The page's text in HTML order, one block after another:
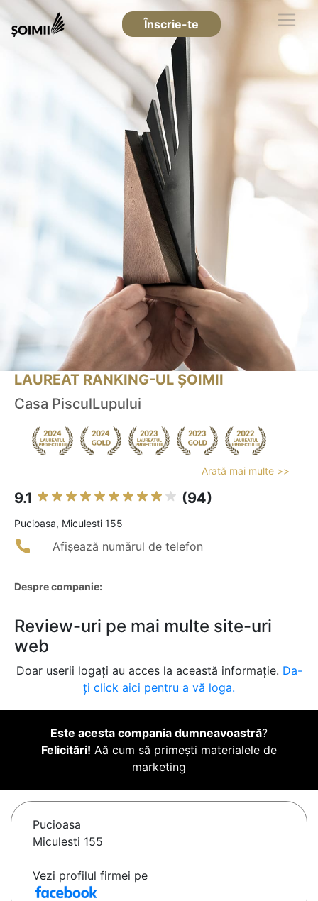
Înscrie-te
LAUREAT RANKING-UL ȘOIMII
Casa PisculLupului
Arată mai multe >>
9.1 (94)
Pucioasa, Miculesti 155
Afișează numărul de telefon
Despre companie:
Review-uri pe mai multe site-uri
web
Doar userii logați au acces la această informație. Da-
ți click aici pentru a vă loga.
Este acesta compania dumneavoastră?
Felicitări! Aă cum să primești materialele de
marketing
Pucioasa
Miculesti 155
Vezi profilul firmei pe